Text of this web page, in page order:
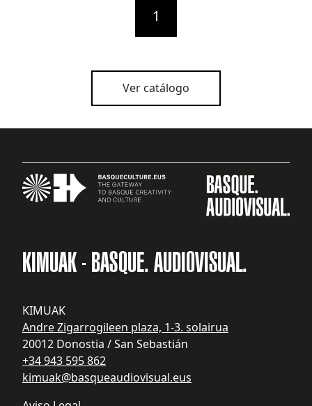
1
Ver catálogo
KIMUAK - BASQUE. AUDIOVISUAL.
KIMUAK
Andre Zigarrogileen plaza, 1-3. solairua
20012 Donostia / San Sebastián
+34 943 595 862
kimuak@basqueaudiovisual.eus